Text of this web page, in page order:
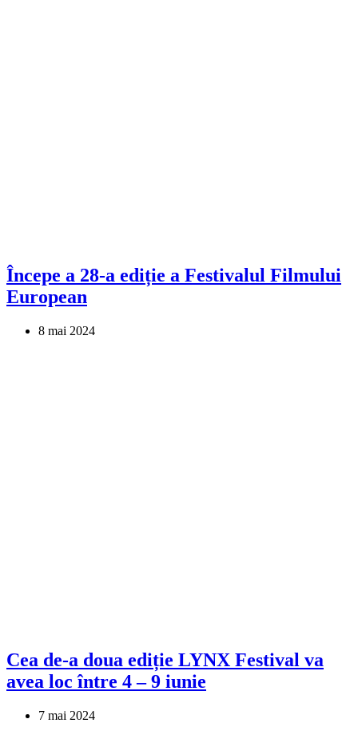
Începe a 28-a ediție a Festivalul Filmului
European
8 mai 2024
Cea de-a doua ediție LYNX Festival va
avea loc între 4 – 9 iunie
7 mai 2024